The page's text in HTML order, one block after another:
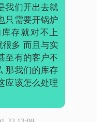
我们开出去就
只需要开锅炉
存就对不上
很多 而且与实
至有的客户不
那我们的库存
应该怎么处理